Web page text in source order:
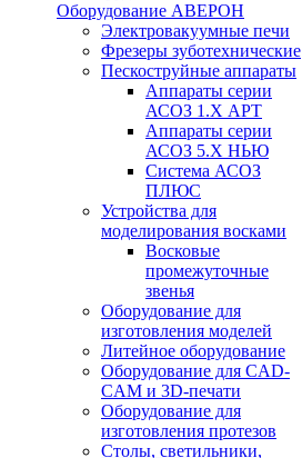
Оборудование АВЕРОН
Электровакуумные печи
Фрезеры зуботехнические
Пескоструйные аппараты
Аппараты серии
АСОЗ 1.Х АРТ
Аппараты серии
АСОЗ 5.Х НЬЮ
Система АСОЗ
ПЛЮС
Устройства для
моделирования восками
Восковые
промежуточные
звенья
Оборудование для
изготовления моделей
Литейное оборудование
Оборудование для CAD-
CAM и 3D-печати
Оборудование для
изготовления протезов
Cтолы, светильники,